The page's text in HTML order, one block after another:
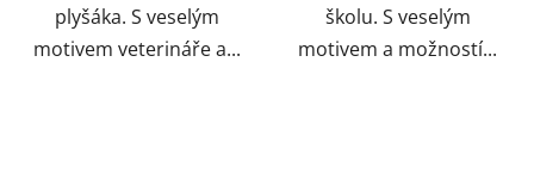
plyšáka. S veselým
motivem veterináře a...
školu. S veselým
motivem a možností...